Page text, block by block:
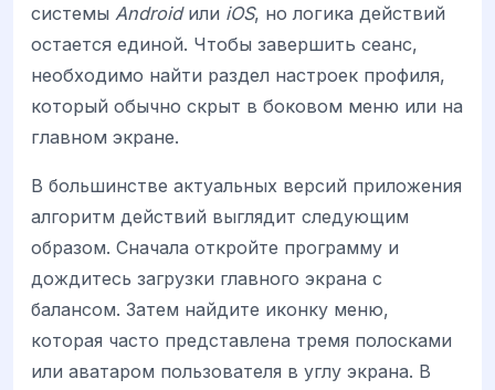
системы Androidили iOS, но логика действий
остается единой. Чтобы завершить сеанс,
необходимо найти раздел настроек профиля,
который обычно скрыт в боковом меню или на
главном экране.
В большинстве актуальных версий приложения
алгоритм действий выглядит следующим
образом. Сначала откройте программу и
дождитесь загрузки главного экрана с
балансом. Затем найдите иконку меню,
которая часто представлена тремя полосками
или аватаром пользователя в углу экрана. В